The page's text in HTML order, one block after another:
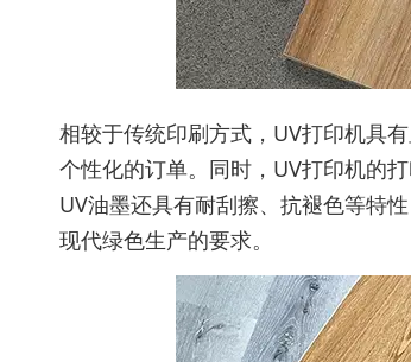
相较于传统印刷方式，UV打印机具
个性化的订单。同时，UV打印机的
UV油墨还具有耐刮擦、抗褪色等特
现代绿色生产的要求。